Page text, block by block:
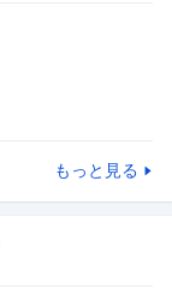
もっと見る